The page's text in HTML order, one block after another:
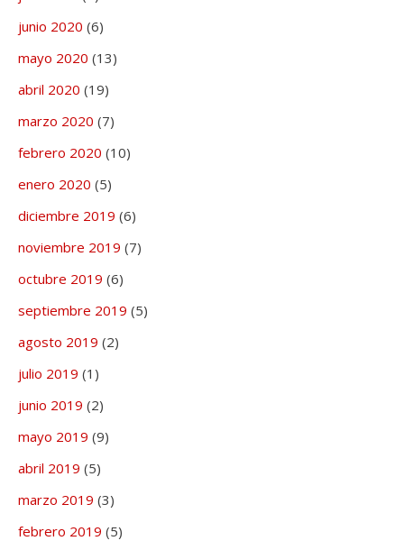
junio 2020 (6)
mayo 2020 (13)
abril 2020 (19)
marzo 2020 (7)
febrero 2020 (10)
enero 2020 (5)
diciembre 2019 (6)
noviembre 2019 (7)
octubre 2019 (6)
septiembre 2019 (5)
agosto 2019 (2)
julio 2019 (1)
junio 2019 (2)
mayo 2019 (9)
abril 2019 (5)
marzo 2019 (3)
febrero 2019 (5)